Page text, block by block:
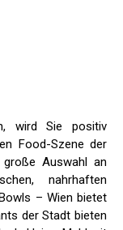
wird Sie positiv
Food-Szene der
Auswahl an
nahrhaften
– Wien bietet
der Stadt bieten